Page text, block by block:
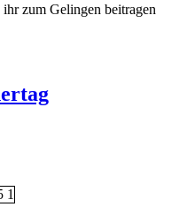
zum Gelingen beitragen